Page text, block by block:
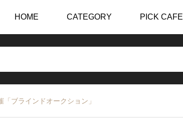
HOME CATEGORY PICK CAFE
ブラインドオークション」